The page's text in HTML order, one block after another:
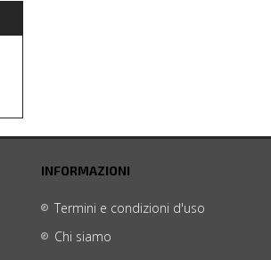
INFORMAZIONI
Termini e condizioni d'uso
Chi siamo